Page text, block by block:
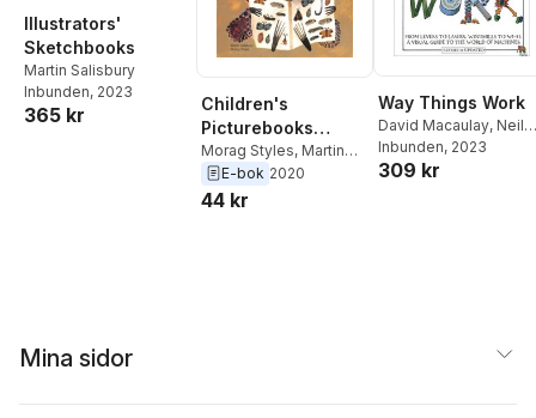
Illustrators'
Sketchbooks
Martin Salisbury
Inbunden, 2023
365 kr
Children's
Picturebooks
Second Edition
Morag Styles, Martin
Salisbury
E-bok 2020
44 kr
Way Things Work
David Macaulay, Neil
Ardley
Inbunden, 2023
309 kr
Mina sidor